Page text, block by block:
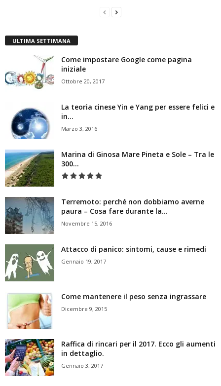
ULTIMA SETTIMANA
Come impostare Google come pagina
iniziale
Ottobre 20, 2017
La teoria cinese Yin e Yang per essere felici e
in...
Marzo 3, 2016
Marina di Ginosa Mare Pineta e Sole – Tra le
300...
Terremoto: perché non dobbiamo averne
paura – Cosa fare durante la...
Novembre 15, 2016
Attacco di panico: sintomi, cause e rimedi
Gennaio 19, 2017
Come mantenere il peso senza ingrassare
Dicembre 9, 2015
Raffica di rincari per il 2017. Ecco gli aumenti
in dettaglio.
Gennaio 3, 2017